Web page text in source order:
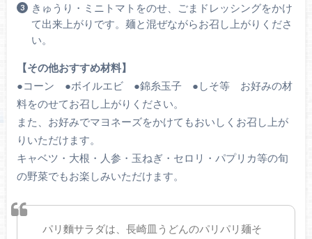
きゅうり・ミニトマトをのせ、ごまドレッシングをかけ
て出来上がりです。麺と混ぜながらお召し上がりくださ
い。
【その他おすすめ材料】
●コーン ●ボイルエビ ●錦糸玉子 ●しそ等 お好みの材
料をのせてお召し上がりください。
また、お好みでマヨネーズをかけてもおいしくお召し上が
りいただけます。
キャベツ・大根・人参・玉ねぎ・セロリ・パプリカ等の旬
の野菜でもお楽しみいただけます。
パリ麵サラダは、長崎皿うどんのパリパリ麺そ